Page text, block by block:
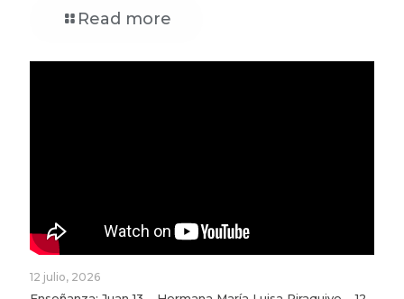
Read more
12 julio, 2026